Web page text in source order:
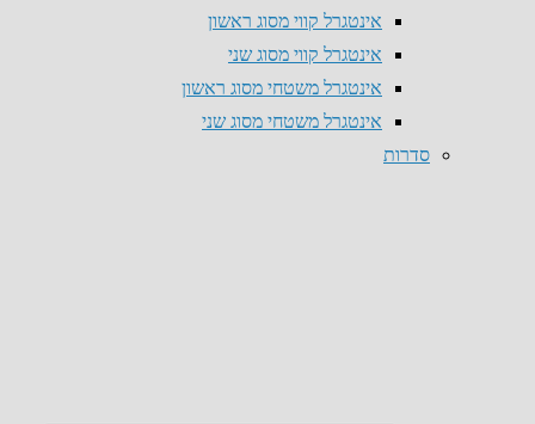
אינטגרל קווי מסוג ראשון
אינטגרל קווי מסוג שני
אינטגרל משטחי מסוג ראשון
אינטגרל משטחי מסוג שני
סדרות